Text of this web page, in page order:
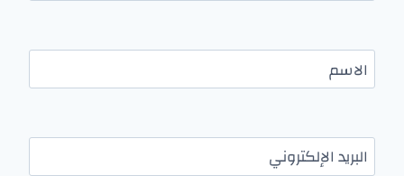
الاسم
البريد الإلكتروني